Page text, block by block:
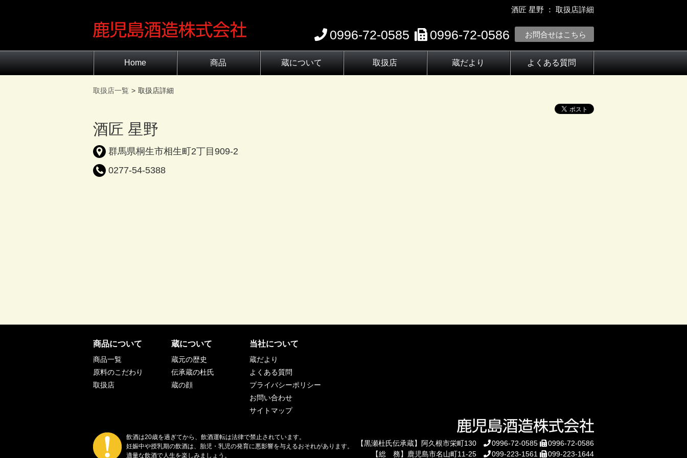
酒匠 星野 ： 取扱店詳細
0996-72-0585 0996-72-0586 お問合せはこちら
Home 商品 蔵について 取扱店 蔵だより よくある質問
取扱店一覧 取扱店詳細
酒匠 星野
群馬県桐生市相生町2丁目909-2
0277-54-5388
商品について
商品一覧
原料のこだわり
取扱店
蔵について
蔵元の歴史
伝承蔵の杜氏
蔵の顔
当社について
蔵だより
よくある質問
プライバシーポリシー
お問い合わせ
サイトマップ
飲酒は20歳を過ぎてから、飲酒運転は法律で禁止されています。
妊娠中や授乳期の飲酒は、胎児・乳児の発育に悪影響を与えるおそれがあります。
適量な飲酒で人生を楽しみましょう。
【黒瀬杜氏伝承蔵】阿久根市栄町130 0996-72-0585
0996-72-0586
【総 務】鹿児島市名山町11-25
099-223-1561 099-223-1644